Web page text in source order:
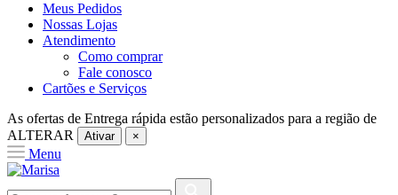
Meus Pedidos
Nossas Lojas
Atendimento
Como comprar
Fale conosco
Cartões e Serviços
As ofertas de Entrega rápida estão personalizados para a região de
ALTERAR
Ativar ×
Menu